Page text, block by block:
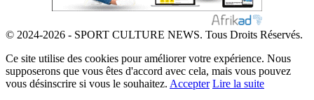
© 2024-2026 - SPORT CULTURE NEWS. Tous Droits Réservés.
Ce site utilise des cookies pour améliorer votre expérience. Nous
supposerons que vous êtes d'accord avec cela, mais vous pouvez
vous désinscrire si vous le souhaitez. Accepter Lire la suite